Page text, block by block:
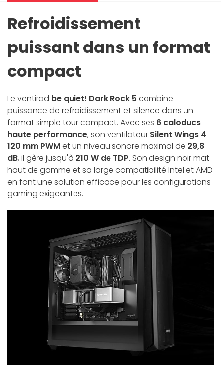
Refroidissement
puissant dans un format
compact
Le ventirad be quiet! Dark Rock 5 combine
puissance de refroidissement et silence dans un
format simple tour compact. Avec ses 6 caloducs
haute performance, son ventilateur Silent Wings 4
120 mm PWMet un niveau sonore maximal de 29,8
dB, il gère jusqu'à 210 W de TDP. Son design noir mat
haut de gamme et sa large compatibilité Intel et AMD
en font une solution efficace pour les configurations
gaming exigeantes.